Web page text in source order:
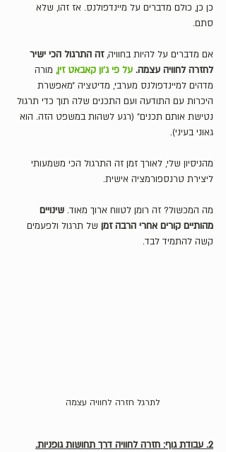
כן כן, כולם מדברים על מיינדפולנס. אז זהו, שלא
סתם.
אם מדברים על להיות בחוויה, זה התרגול הכי ישיר
לחזרה לחוויה עצמה. על פי ג׳ון קאבאט זין, מורה
מדהים למיינדפולנס מערבי, מדיטציה ״מאפשרת
היכרות עם התודעה ועם התכנים שלה תוך כדי תרגול
נטישת אותם תכנים״ (רגע לשהות במשפט הזה. הוא
גאוני בעיני).
מהניסיון שלי, לאורך זמן זה התרגול הכי משמעותי
ליצירת טרנספורמציה אישית.
מה המכשול? זה רומן לטווח ארוך מאוד. שינויים
מהותיים קורים אחרי הרבה זמן של תרגול ולפעמים
קשה להתמיד לבד.
לתרגל חזרה לחוויה עצמה
2. עבודת גוף: חזרה לחוויה דרך תחושות גופניות.